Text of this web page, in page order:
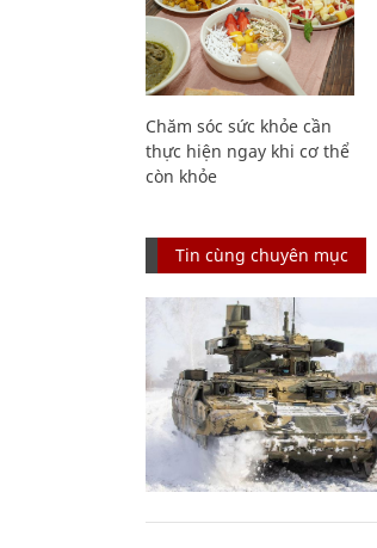
Chăm sóc sức khỏe cần
thực hiện ngay khi cơ thể
còn khỏe
Tin cùng chuyên mục